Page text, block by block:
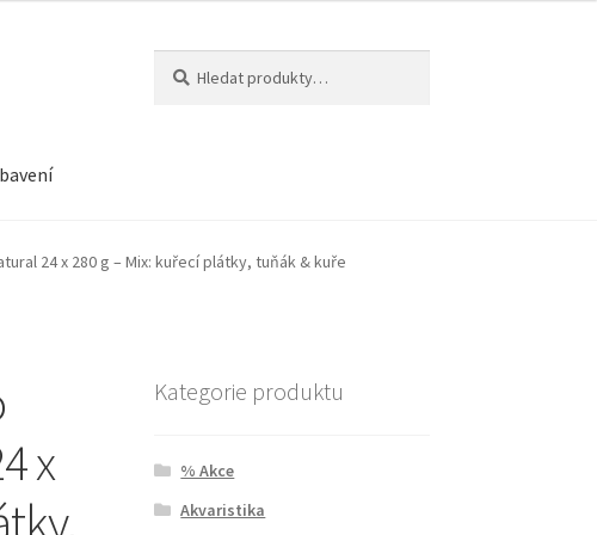
24 x 280 g – Mix: kuřecí plátky, tuňák & kuře
x
Kategorie produktu
% Akce
Akvaristika